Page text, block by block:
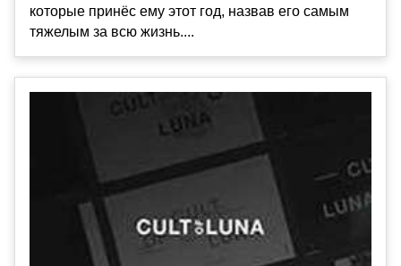
которые принёс ему этот год, назвав его самым
тяжелым за всю жизнь....